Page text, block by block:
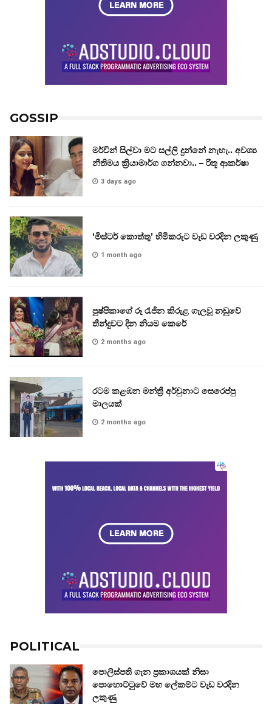
GOSSIP
මර්වින් සිල්වා මට සල්ලි දුන්නේ නැහැ.. අවශ්‍ය
නීතිමය ක්‍රියාමාර්ග ගන්නවා.. – රිතූ ආකර්ෂා
3 days ago
‘මිස්ටර් කොත්තු’ හිමිකරුට වැඩ වරදින ලකුණු
1 month ago
පුෂ්පිකාගේ රූ රැජින කිරුළ ගැලවූ නඩුවේ
තීන්දුවට දින නියම කෙරේ
2 months ago
රටම කළඹන මන්ත්‍රී අර්චුනාට සෙරෙප්පු
මාලයක්
2 months ago
POLITICAL
පොලිස්පති ගැන ප්‍රකාශයක් නිසා
පොහොට්ටුවේ මහ ලේකම්ට වැඩ වරදින
ලකුණු